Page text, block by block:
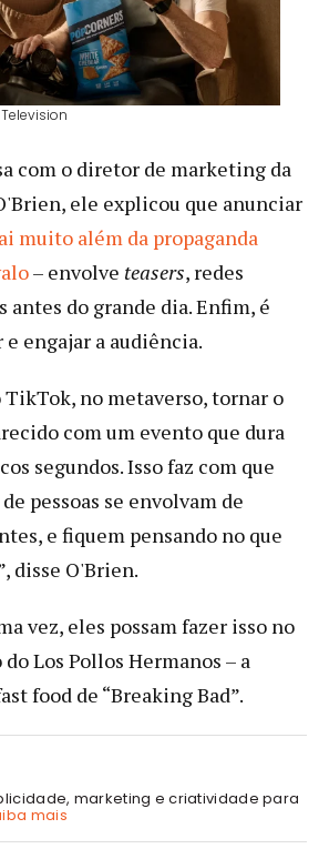
com o diretor de marketing da
ele explicou que anunciar
muito além da propaganda
– envolve teasers, redes
antes do grande dia. Enfim, é
engajar a audiência.
TikTok, no metaverso, tornar o
com um evento que dura
segundos. Isso faz com que
pessoas se envolvam de
e fiquem pensando no que
disse O'Brien.
vez, eles possam fazer isso no
Los Pollos Hermanos – a
food de “Breaking Bad”.
marketing e criatividade para
mais